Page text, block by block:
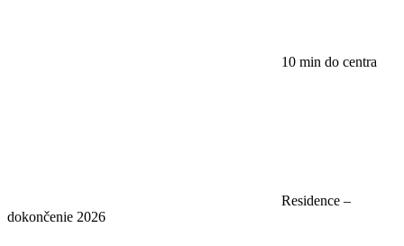
10 min do centra
Residence –
dokončenie 2026